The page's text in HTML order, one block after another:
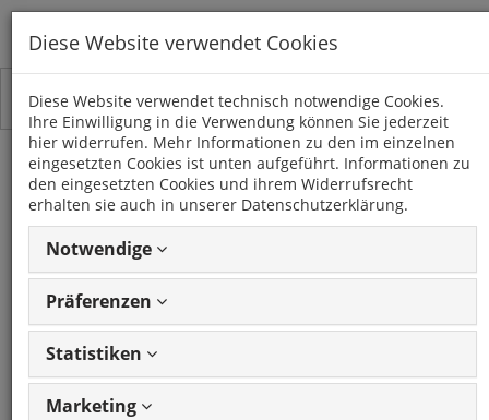
Toggle
navigation
Kategorien
SCHRAUBEN
10 Artikel
Artikel1 - 10 von 10
Artikeln
Ansicht
Diese Website verwendet Cookies
Diese Website verwendet technisch notwendige Cookies.
Ihre Einwilligung in die Verwendung können Sie jederzeit
hier widerrufen. Mehr Informationen zu den im einzelnen
eingesetzten Cookies ist unten aufgeführt. Informationen zu
den eingesetzten Cookies und ihrem Widerrufsrecht
erhalten sie auch in unserer Datenschutzerklärung.
Notwendige
Präferenzen
Statistiken
Marketing